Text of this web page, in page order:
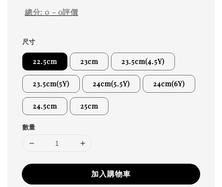
總分: 0 - 0評價
尺寸
22.5cm 23cm 23.5cm(4.5Y)
23.5cm(5Y) 24cm(5.5Y) 24cm(6Y)
24.5cm 25cm
數量
加入購物車